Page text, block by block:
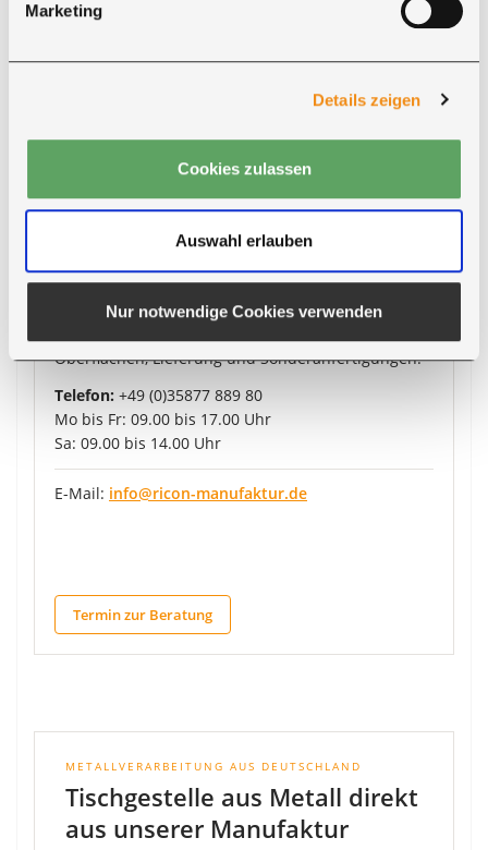
Marketing
Details zeigen
Cookies zulassen
Auswahl erlauben
Nur notwendige Cookies verwenden
Oberflächen, Lieferung und Sonderanfertigungen.
Telefon: +49 (0)35877 889 80
Mo bis Fr: 09.00 bis 17.00 Uhr
Sa: 09.00 bis 14.00 Uhr
E-Mail: info@ricon-manufaktur.de
Termin zur Beratung
METALLVERARBEITUNG AUS DEUTSCHLAND
Tischgestelle aus Metall direkt
aus unserer Manufaktur